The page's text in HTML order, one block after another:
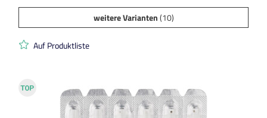
weitere Varianten(10)
Auf Produktliste